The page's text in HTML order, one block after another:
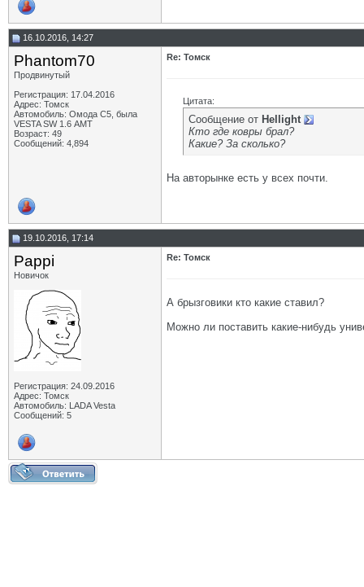
16.10.2016, 14:27
Phantom70
Продвинутый
Регистрация: 17.04.2016
Адрес: Томск
Автомобиль: Омода С5, была
VESTA SW 1.6 АМТ
Возраст: 49
Сообщений: 4,894
Re: Томск
Цитата:
Сообщение от Hellight
Кто где ковры брал?
Какие? За сколько?
На авторынке есть у всех почти.
19.10.2016, 17:14
Pappi
Новичок
Регистрация: 24.09.2016
Адрес: Томск
Автомобиль: LADA Vesta
Сообщений: 5
Re: Томск
А брызговики кто какие ставил?
Можно ли поставить какие-нибудь